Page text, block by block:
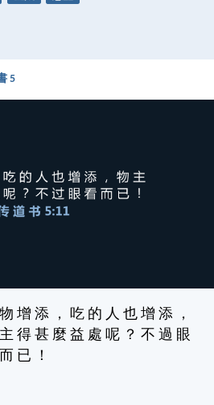
5
增 添 ， 吃 的 人 也 增 添 ，
得 甚 麼 益 處 呢 ？ 不 過 眼
已 ！